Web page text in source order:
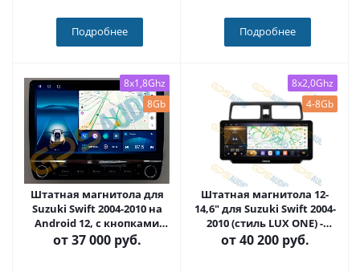
Подробнее Подробнее
8x1,8Ghz
8Gb
Штатная магнитола для
Suzuki Swift 2004-2010 на
Android 12, с кнопками
(серые или черные) QLED -
Carmedia OL-1622+KP-
от37 000 руб.
8x2,0Ghz
4-8Gb
Штатная магнитола 12-
14,6" для Suzuki Swift 2004-
2010 (стиль LUX ONE) -
Carmedia OL-1622
от40 200 руб.